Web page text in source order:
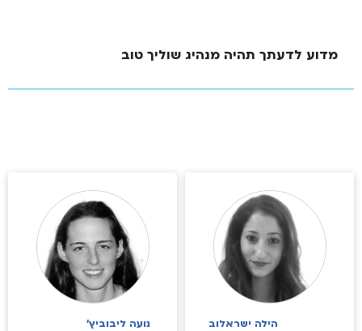
מדוע לדעתך תהיה מנהיג שוליך טוב
הילה ישראלוב
נועה ליבוביץ'